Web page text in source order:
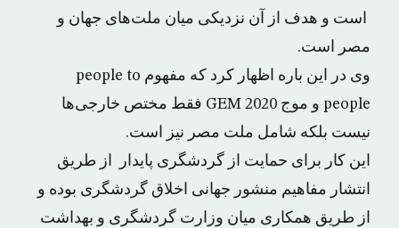
است و هدف از آن نزدیکی میان ملت‌های جهان و
مصر است.
وی در این باره اظهار کرد که مفهوم people to
people و موج GEM 2020 فقط مختص خارجی‌ها
نیست بلکه شامل ملت مصر نیز است.
این کار برای حمایت از گردشگری پایدار از طریق
انتشار مفاهیم منشور جهانی اخلاق گردشگری بوده و
از طریق همکاری میان وزارت گردشگری و بهداشت